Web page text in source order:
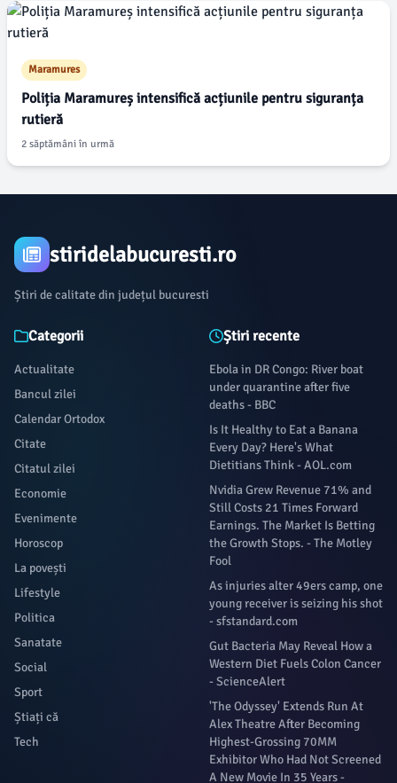
Maramures
Poliția Maramureș intensifică acțiunile pentru siguranța
rutieră
2 săptămâni în urmă
stiridelabucuresti.ro
Știri de calitate din județul bucuresti
Categorii
Actualitate
Bancul zilei
Calendar Ortodox
Citate
Citatul zilei
Economie
Evenimente
Horoscop
La povești
Lifestyle
Politica
Sanatate
Social
Sport
Știați că
Tech
Știri recente
Ebola in DR Congo: River boat
under quarantine after five
deaths - BBC
Is It Healthy to Eat a Banana
Every Day? Here's What
Dietitians Think - AOL.com
Nvidia Grew Revenue 71% and
Still Costs 21 Times Forward
Earnings. The Market Is Betting
the Growth Stops. - The Motley
Fool
As injuries alter 49ers camp, one
young receiver is seizing his shot
- sfstandard.com
Gut Bacteria May Reveal How a
Western Diet Fuels Colon Cancer
- ScienceAlert
'The Odyssey' Extends Run At
Alex Theatre After Becoming
Highest-Grossing 70MM
Exhibitor Who Had Not Screened
A New Movie In 35 Years -